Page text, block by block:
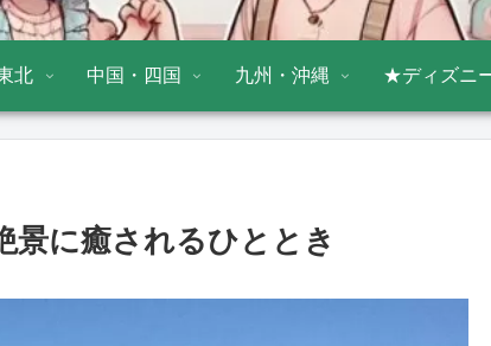
北 中国・四国 九州・沖縄 ★ディズニ
景に癒されるひととき